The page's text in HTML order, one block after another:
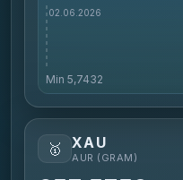
Min 5,7432
🥇 XAU
AUR (GRAM)